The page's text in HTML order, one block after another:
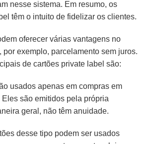
nesse sistema. Em resumo, os
têm o intuito de fidelizar os clientes.
oferecer várias vantagens no
por exemplo, parcelamento sem juros.
de cartões private label são:
usados apenas em compras em
são emitidos pela própria
geral, não têm anuidade.
desse tipo podem ser usados